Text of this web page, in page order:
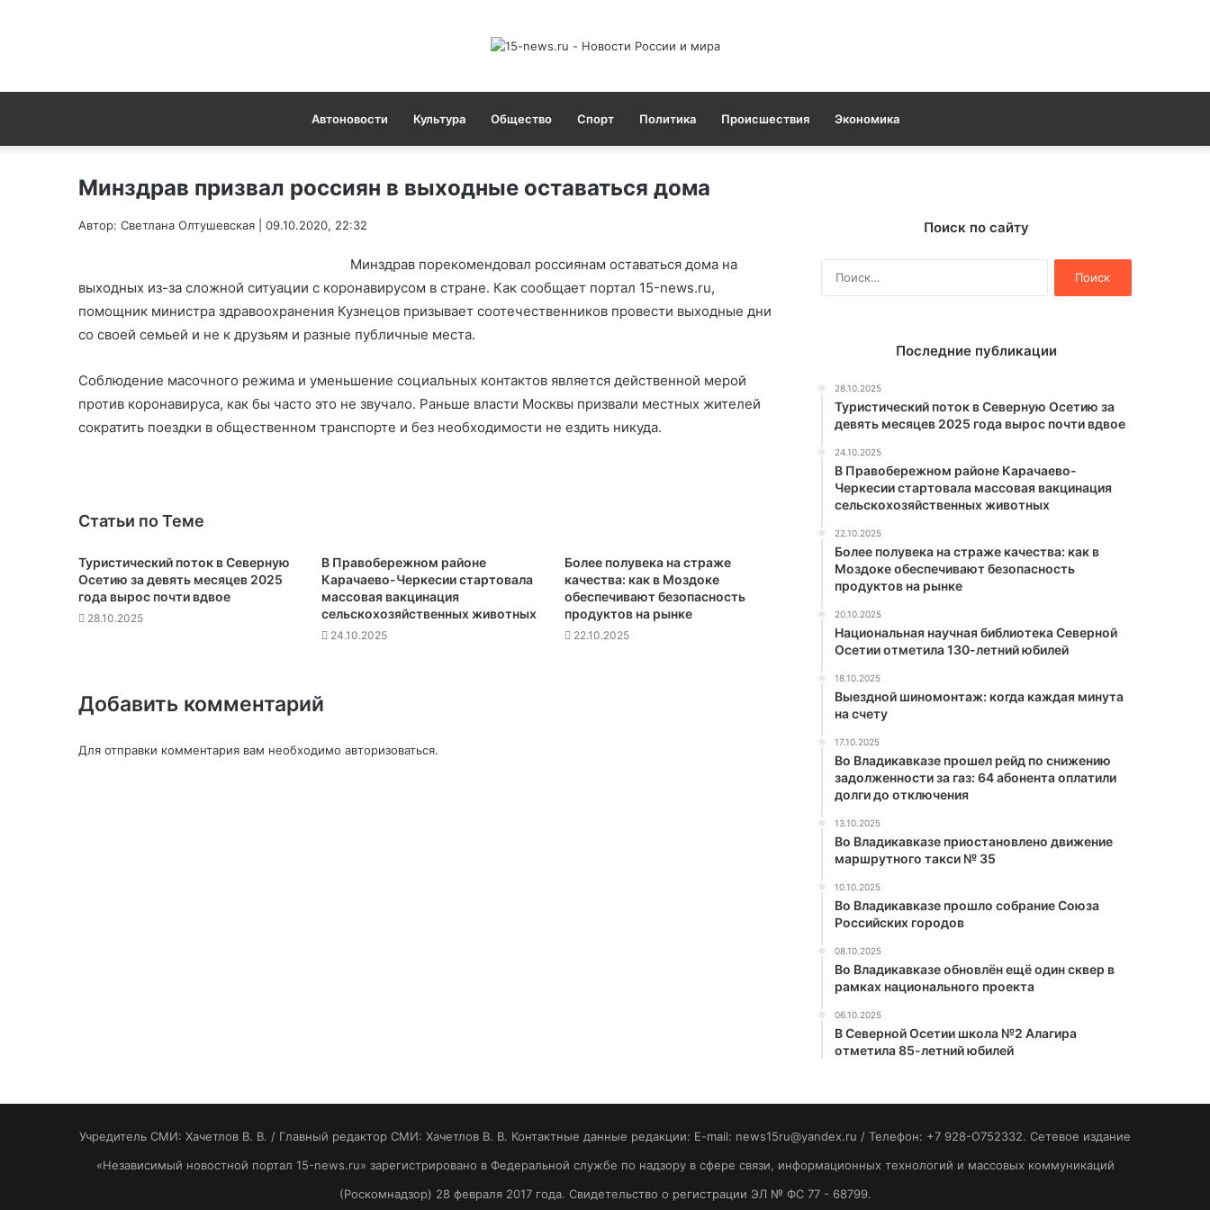
Автоновости Культура Общество Спорт Политика Происшествия Экономика
Минздрав призвал россиян в выходные оставаться дома
Автор: Светлана Олтушевская | 09.10.2020, 22:32
Минздрав порекомендовал россиянам оставаться дома на
выходных из-за сложной ситуации с коронавирусом в стране. Как сообщает портал 15-news.ru,
помощник министра здравоохранения Кузнецов призывает соотечественников провести выходные дни
со своей семьей и не к друзьям и разные публичные места.
Соблюдение масочного режима и уменьшение социальных контактов является действенной мерой
против коронавируса, как бы часто это не звучало. Раньше власти Москвы призвали местных жителей
сократить поездки в общественном транспорте и без необходимости не ездить никуда.
Статьи по Теме
Туристический поток в Северную
Осетию за девять месяцев 2025
года вырос почти вдвое
28.10.2025
В Правобережном районе
Карачаево-Черкесии стартовала
массовая вакцинация
сельскохозяйственных животных
24.10.2025
Более полувека на страже
качества: как в Моздоке
обеспечивают безопасность
продуктов на рынке
22.10.2025
Добавить комментарий
Для отправки комментария вам необходимо авторизоваться.
Поиск по сайту
Последние публикации
28.10.2025
Туристический поток в Северную Осетию за
девять месяцев 2025 года вырос почти вдвое
24.10.2025
В Правобережном районе Карачаево-
Черкесии стартовала массовая вакцинация
сельскохозяйственных животных
22.10.2025
Более полувека на страже качества: как в
Моздоке обеспечивают безопасность
продуктов на рынке
20.10.2025
Национальная научная библиотека Северной
Осетии отметила 130-летний юбилей
18.10.2025
Выездной шиномонтаж: когда каждая минута
на счету
17.10.2025
Во Владикавказе прошел рейд по снижению
задолженности за газ: 64 абонента оплатили
долги до отключения
13.10.2025
Во Владикавказе приостановлено движение
маршрутного такси № 35
10.10.2025
Во Владикавказе прошло собрание Союза
Российских городов
08.10.2025
Во Владикавказе обновлён ещё один сквер в
рамках национального проекта
06.10.2025
В Северной Осетии школа №2 Алагира
отметила 85-летний юбилей
Учредитель СМИ: Хaчeтлoв B. B. / Главный редактор СМИ: Хaчeтлoв B. B. Контактные данные редакции: E-mail: news15ru@yandex.ru / Телефон: +7 928-O752332. Сетевое издание
«Независимый новостной портал 15-news.ru» зарегистрировано в Федеральной службе по надзору в сфере связи, информационных технологий и массовых коммуникаций
(Роскомнадзор) 28 февраля 2017 года. Свидетельство о регистрации ЭЛ № ФС 77 - 68799.